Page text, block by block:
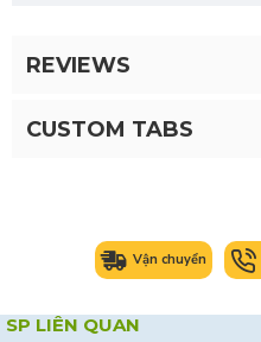
REVIEWS
CUSTOM TABS
Vận chuyển
SP LIÊN QUAN